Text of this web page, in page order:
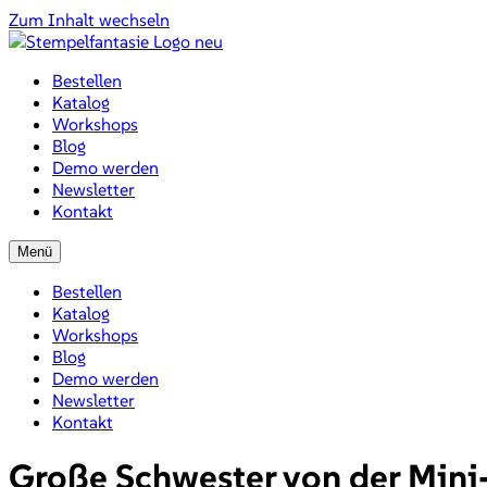
Zum Inhalt wechseln
Bestellen
Katalog
Workshops
Blog
Demo werden
Newsletter
Kontakt
Menü
Bestellen
Katalog
Workshops
Blog
Demo werden
Newsletter
Kontakt
Große Schwester von der